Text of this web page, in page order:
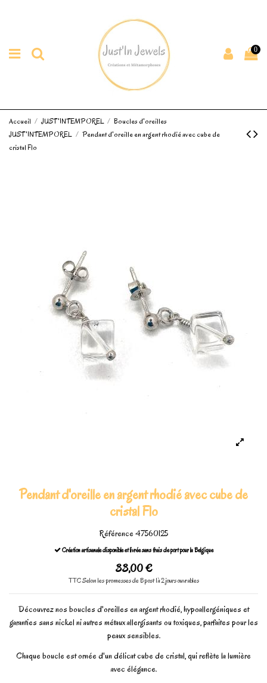
0
Accueil JUST'INTEMPOREL
Boucles d'oreilles
JUST'INTEMPOREL
Pendant d'oreille en argent rhodié avec cube de
cristal Flo
Pendant d'oreille en argent rhodié avec cube de
cristal Flo
Référence47560125
Création artisanale disponible et livrée sans frais de port pour la Belgique
33,00 €
TTCSelon les promesses de Bpost 1à 2 jours ouvrables
Découvrez nos boucles d'oreilles en argent rhodié, hypoallergéniques et
garanties sans nickel ni autres métaux allergisants ou toxiques, parfaites pour les
peaux sensibles.
Chaque boucle est ornée d'un délicat cube de cristal, qui reflète la lumière
avec élégance.